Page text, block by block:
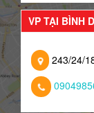
VP TẠI BÌNH
243/24/